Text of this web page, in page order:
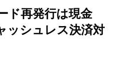
ド再発行は現金
シュレス決済対